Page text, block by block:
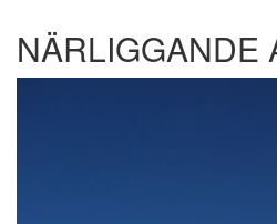
NÄRLIGGANDE